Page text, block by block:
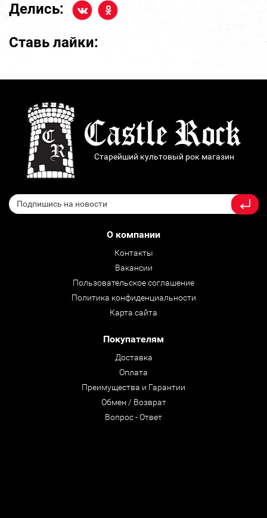
Делись:
Ставь лайки:
Старейший культовый рок магазин
О компании
Контакты
Вакансии
Пользовательское соглашение
Политика конфиденциальности
Карта сайта
Покупателям
Доставка
Оплата
Преимущества и Гарантии
Обмен / Возврат
Вопрос - Ответ